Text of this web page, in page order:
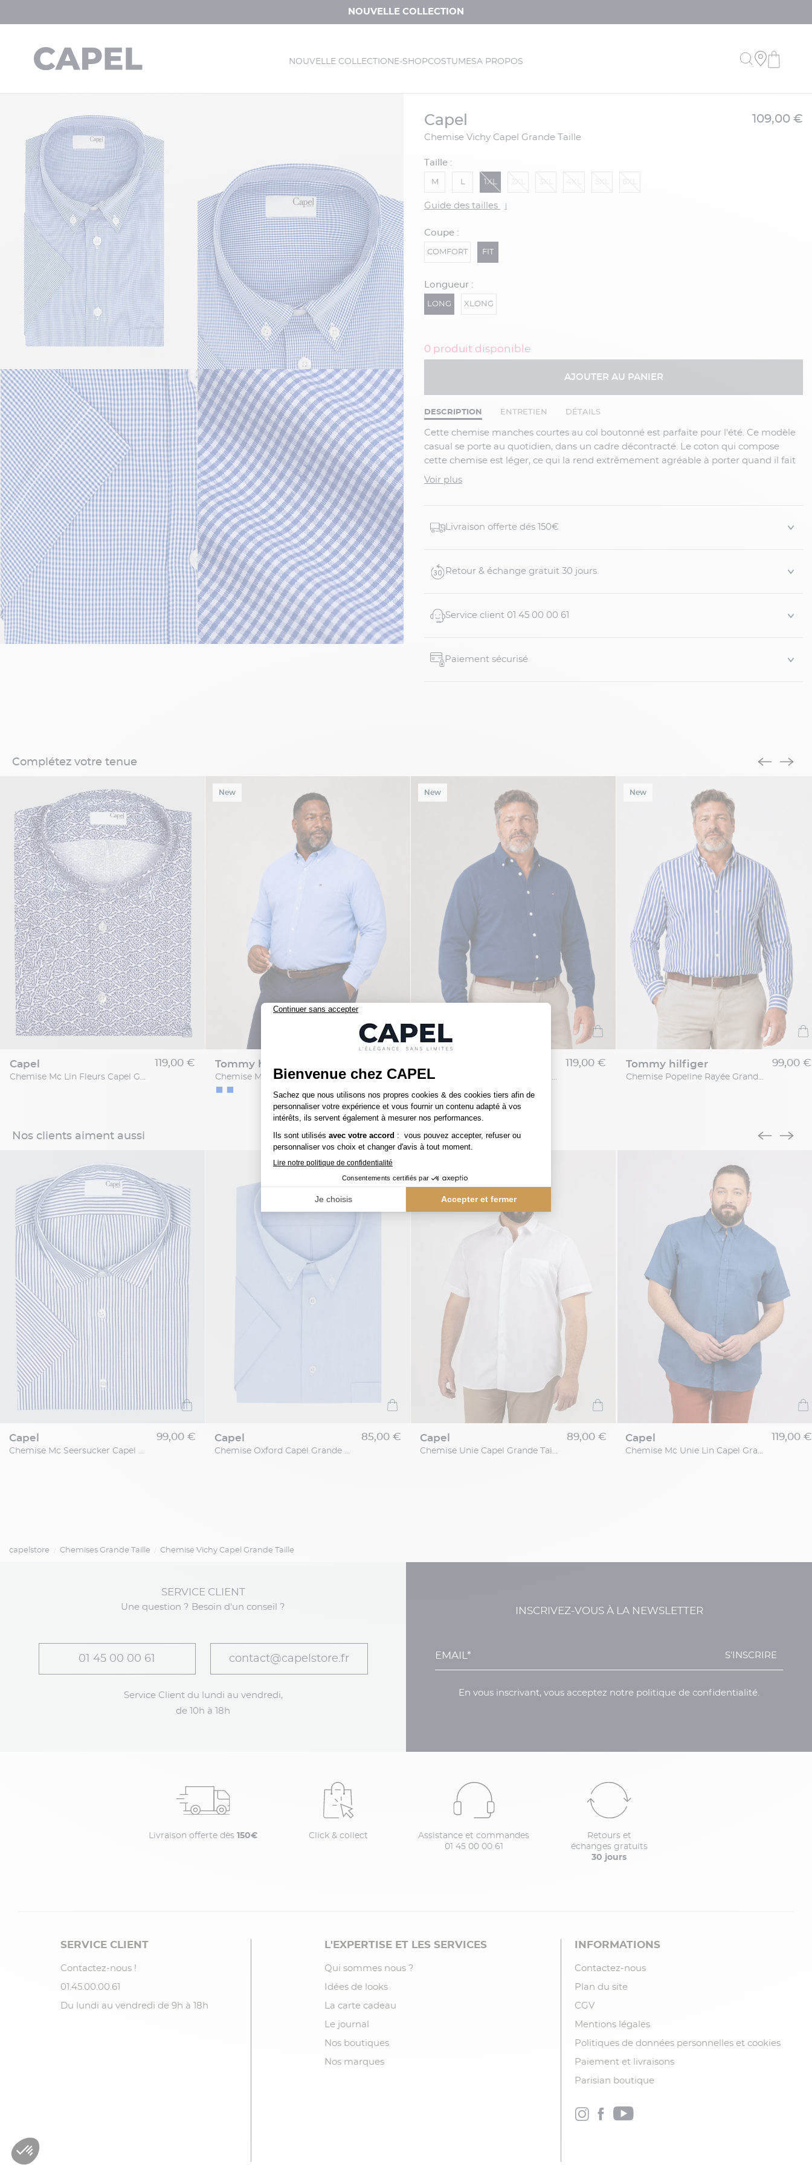
NOUVELLE COLLECTION
NOUVELLE COLLECTION E-SHOPCOSTUMESA PROPOS
capel
Chemise Vichy Capel Grande Taille
109,00 €
Taille :
M L 1XL
Guide des tailles i
Coupe :
COMFORT FIT
Longueur :
LONG XLONG
0 produit disponible
AJOUTER AU PANIER
DESCRIPTION ENTRETIEN DÉTAILS
Cette chemise manches courtes au col boutonné est parfaite pour l'été. Ce modèle
casual se porte au quotidien, dans un cadre décontracté. Le coton qui compose
cette chemise est léger, ce qui la rend extrêmement agréable à porter quand il fait
beau et chaud. Ses carreaux vichy s'assortiront très bien avec
Voir plus
Livraison offerte dés 150€
Retour & échange gratuit 30 jours
Service client 01 45 00 00 61
Paiement sécurisé
Complétez votre tenue
capel
Chemise Mc Lin Fleurs Capel Grande Taille
119,00 €
New
tommy hilfiger
Chemise Maille Piquée Grande Taille Ciel
New
Chemise Maille Piquée Grande Taille Bleue
119,00 €
New
tommy hilfiger
Chemise Popeline Rayée Grande Taille Bleue et Blanche
99,00 €
Nos clients aiment aussi
capel
Chemise Mc Seersucker Capel Grande Taille
99,00 € capel
Chemise Oxford Capel Grande Taille
85,00 € capel
Chemise Unie Capel Grande Taille
89,00 € capel
Chemise Mc Unie Lin Capel Grande Taille
119,00 €
capelstore Chemises Grande Taille Chemise Vichy Capel Grande Taille
SERVICE CLIENT
Une question ? Besoin d'un conseil ?
01 45 00 00 61 contact@capelstore.fr
Service Client du lundi au vendredi,
de 10h à 18h
INSCRIVEZ-VOUS À LA NEWSLETTER
S'INSCRIRE
En vous inscrivant, vous acceptez notre politique de confidentialité.
Livraison offerte dès 150€ Click & collect
Assistance et commandes
01 45 00 00 61
Retours et
échanges gratuits
30 jours
SERVICE CLIENT
Contactez-nous !
01.45.00.00.61
Du lundi au vendredi de 9h à 18h
L'EXPERTISE ET LES SERVICES
Qui sommes nous ?
Idées de looks
La carte cadeau
Le journal
Nos boutiques
Nos marques
INFORMATIONS
Contactez-nous
Plan du site
CGV
Mentions légales
Politiques de données personnelles et cookies
Paiement et livraisons
Parisian boutique